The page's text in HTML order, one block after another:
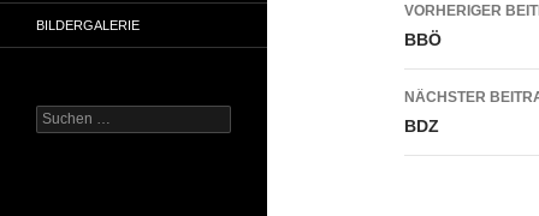
VORHERIGER
BBÖ
NÄCHSTER
BDZ
BILDERGALERIE
Suchen
nach: